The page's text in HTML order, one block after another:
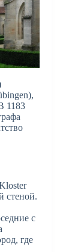
1183
стеной.
с
где